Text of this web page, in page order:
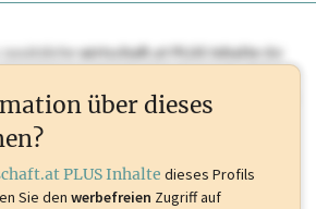
zusätzlichewirtschaft.at PLUS Inhaltedie
können. Schalten Sie dieses Profil frei
diese Inhalte zu sehen. wirtschaft.at PLUS
OTS-Aussendungen, und viele
über dieses
PLUS Inhalte dieses Profils
Sie den werbefreien Zugriff auf